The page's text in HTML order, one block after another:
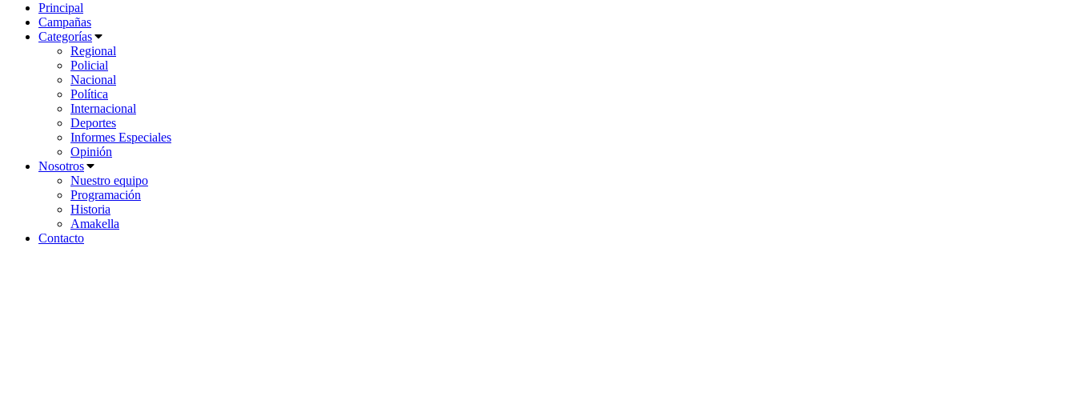
Principal
Campañas
Categorías
Regional
Policial
Nacional
Política
Internacional
Deportes
Informes Especiales
Opinión
Nosotros
Nuestro equipo
Programación
Historia
Amakella
Contacto